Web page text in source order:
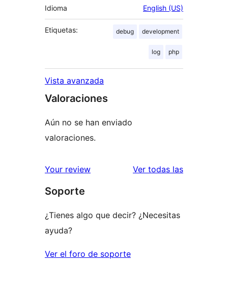
Idioma English (US)
Etiquetas: debug development
log php
Vista avanzada
Valoraciones
Aún no se han enviado
valoraciones.
Your review Ver todas las
Soporte
¿Tienes algo que decir? ¿Necesitas
ayuda?
Ver el foro de soporte